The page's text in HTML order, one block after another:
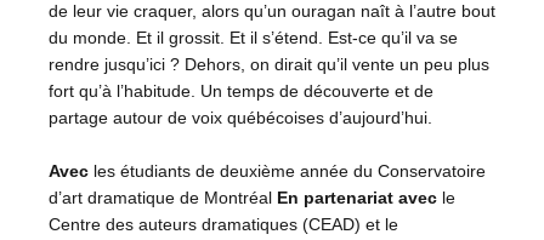
de leur vie craquer, alors qu’un ouragan naît à l’autre bout
du monde. Et il grossit. Et il s’étend. Est-ce qu’il va se
rendre jusqu’ici ? Dehors, on dirait qu’il vente un peu plus
fort qu’à l’habitude. Un temps de découverte et de
partage autour de voix québécoises d’aujourd’hui.
Avec les étudiants de deuxième année du Conservatoire
d’art dramatique de Montréal En partenariat avec le
Centre des auteurs dramatiques (CEAD) et le